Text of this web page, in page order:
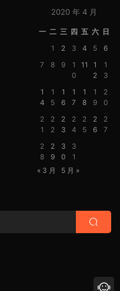
2020 年 4 月
一 二 三 四 五 六 日
1
2 3 4 5
6
7
8 9
1
0
11
1
2
1
3
1
4
1
5
1
6
1
7
1
8
1
9
2
0
2
1
2
2
2
3
2
4
2
5
2
6
2
7
2
8
2
9
3
0
3
1
« 3 月
5 月 »